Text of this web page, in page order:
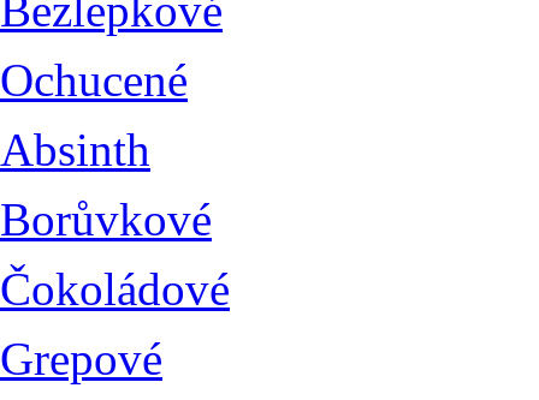
Ochucené
Absinth
Borůvkové
Čokoládové
Grepové